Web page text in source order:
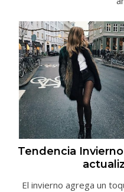
Tendencia
El invierno agrega un